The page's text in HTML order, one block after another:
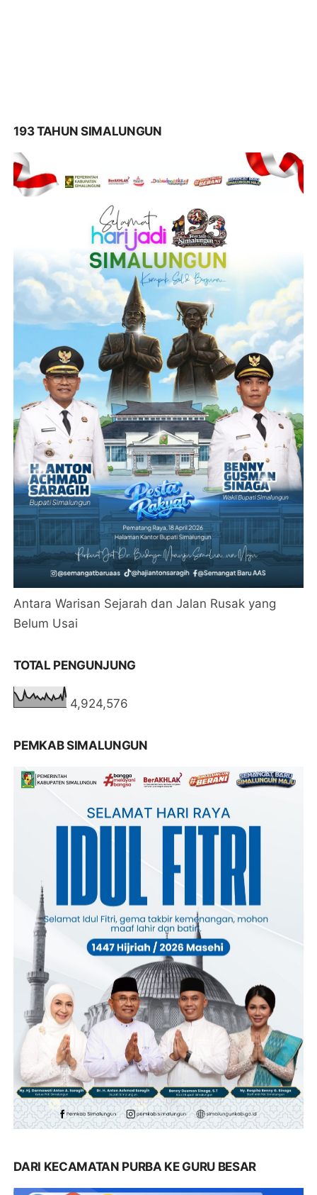
193 TAHUN SIMALUNGUN
Antara Warisan Sejarah dan Jalan Rusak yang
Belum Usai
TOTAL PENGUNJUNG
4,924,576
PEMKAB SIMALUNGUN
DARI KECAMATAN PURBA KE GURU BESAR